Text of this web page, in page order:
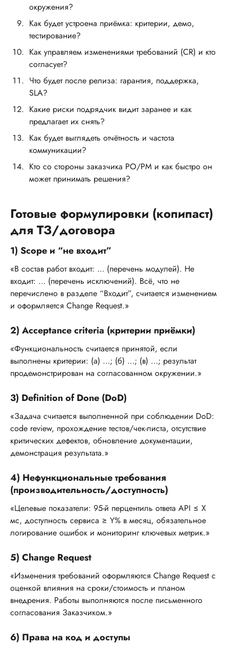
окружения?
Как будет устроена приёмка: критерии, демо,
тестирование?
Как управляем изменениями требований (CR) и кто
согласует?
Что будет после релиза: гарантия, поддержка,
SLA?
Какие риски подрядчик видит заранее и как
предлагает их снять?
Как будет выглядеть отчётность и частота
коммуникации?
Кто со стороны заказчика PO/PM и как быстро он
может принимать решения?
Готовые формулировки (копипаст)
для ТЗ/договора
1) Scope и “не входит”
«В состав работ входит: … (перечень модулей). Не
входит: … (перечень исключений). Всё, что не
перечислено в разделе “Входит”, считается изменением
и оформляется Change Request.»
2) Acceptance criteria (критерии приёмки)
«Функциональность считается принятой, если
выполнены критерии: (а) …; (б) …; (в) …; результат
продемонстрирован на согласованном окружении.»
3) Definition of Done (DoD)
«Задача считается выполненной при соблюдении DoD:
code review, прохождение тестов/чек-листа, отсутствие
критических дефектов, обновление документации,
демонстрация результата.»
4) Нефункциональные требования
(производительность/доступность)
«Целевые показатели: 95-й перцентиль ответа API ≤ X
мс, доступность сервиса ≥ Y% в месяц, обязательное
логирование ошибок и мониторинг ключевых метрик.»
5) Change Request
«Изменения требований оформляются Change Request с
оценкой влияния на сроки/стоимость и планом
внедрения. Работы выполняются после письменного
согласования Заказчиком.»
6) Права на код и доступы